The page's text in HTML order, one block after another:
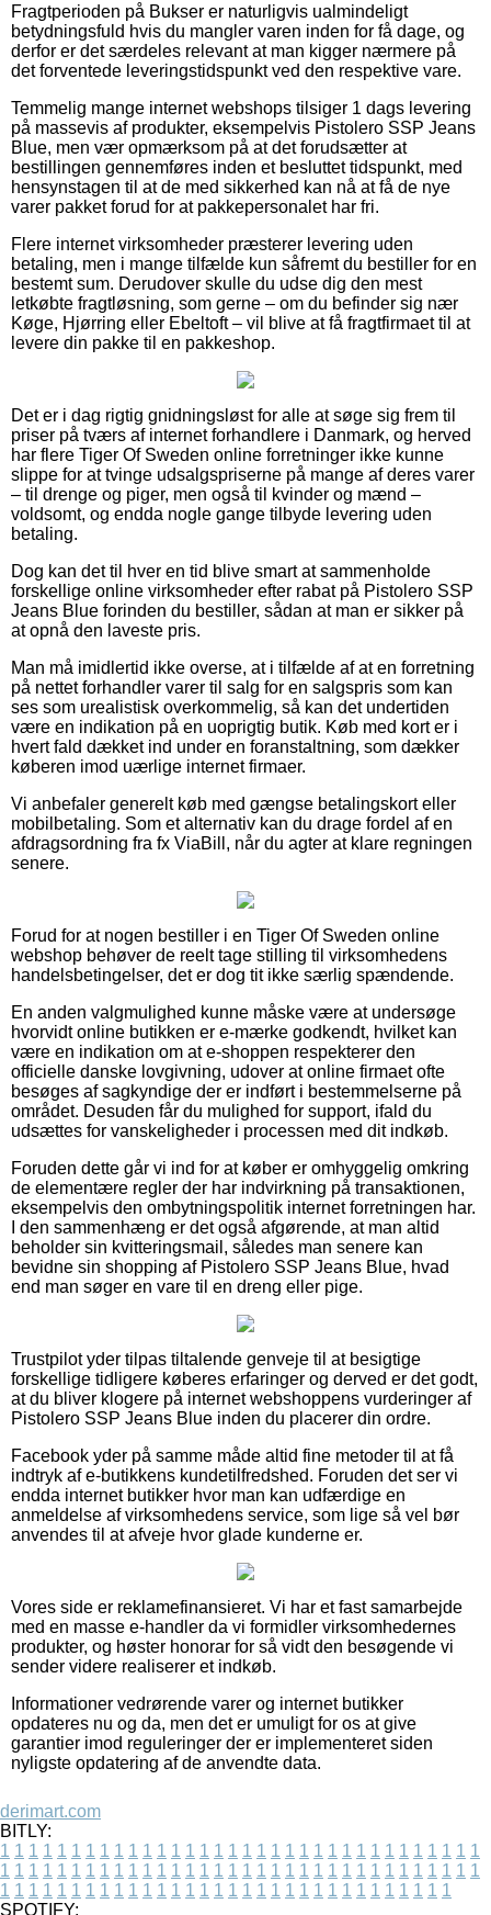
Fragtperioden på Bukser er naturligvis ualmindeligt
betydningsfuld hvis du mangler varen inden for få dage, og
derfor er det særdeles relevant at man kigger nærmere på
det forventede leveringstidspunkt ved den respektive vare.
Temmelig mange internet webshops tilsiger 1 dags levering
på massevis af produkter, eksempelvis Pistolero SSP Jeans
Blue, men vær opmærksom på at det forudsætter at
bestillingen gennemføres inden et besluttet tidspunkt, med
hensynstagen til at de med sikkerhed kan nå at få de nye
varer pakket forud for at pakkepersonalet har fri.
Flere internet virksomheder præsterer levering uden
betaling, men i mange tilfælde kun såfremt du bestiller for en
bestemt sum. Derudover skulle du udse dig den mest
letkøbte fragtløsning, som gerne – om du befinder sig nær
Køge, Hjørring eller Ebeltoft – vil blive at få fragtfirmaet til at
levere din pakke til en pakkeshop.
Det er i dag rigtig gnidningsløst for alle at søge sig frem til
priser på tværs af internet forhandlere i Danmark, og herved
har flere Tiger Of Sweden online forretninger ikke kunne
slippe for at tvinge udsalgspriserne på mange af deres varer
– til drenge og piger, men også til kvinder og mænd –
voldsomt, og endda nogle gange tilbyde levering uden
betaling.
Dog kan det til hver en tid blive smart at sammenholde
forskellige online virksomheder efter rabat på Pistolero SSP
Jeans Blue forinden du bestiller, sådan at man er sikker på
at opnå den laveste pris.
Man må imidlertid ikke overse, at i tilfælde af at en forretning
på nettet forhandler varer til salg for en salgspris som kan
ses som urealistisk overkommelig, så kan det undertiden
være en indikation på en uoprigtig butik. Køb med kort er i
hvert fald dækket ind under en foranstaltning, som dækker
køberen imod uærlige internet firmaer.
Vi anbefaler generelt køb med gængse betalingskort eller
mobilbetaling. Som et alternativ kan du drage fordel af en
afdragsordning fra fx ViaBill, når du agter at klare regningen
senere.
Forud for at nogen bestiller i en Tiger Of Sweden online
webshop behøver de reelt tage stilling til virksomhedens
handelsbetingelser, det er dog tit ikke særlig spændende.
En anden valgmulighed kunne måske være at undersøge
hvorvidt online butikken er e-mærke godkendt, hvilket kan
være en indikation om at e-shoppen respekterer den
officielle danske lovgivning, udover at online firmaet ofte
besøges af sagkyndige der er indført i bestemmelserne på
området. Desuden får du mulighed for support, ifald du
udsættes for vanskeligheder i processen med dit indkøb.
Foruden dette går vi ind for at køber er omhyggelig omkring
de elementære regler der har indvirkning på transaktionen,
eksempelvis den ombytningspolitik internet forretningen har.
I den sammenhæng er det også afgørende, at man altid
beholder sin kvitteringsmail, således man senere kan
bevidne sin shopping af Pistolero SSP Jeans Blue, hvad
end man søger en vare til en dreng eller pige.
Trustpilot yder tilpas tiltalende genveje til at besigtige
forskellige tidligere køberes erfaringer og derved er det godt,
at du bliver klogere på internet webshoppens vurderinger af
Pistolero SSP Jeans Blue inden du placerer din ordre.
Facebook yder på samme måde altid fine metoder til at få
indtryk af e-butikkens kundetilfredshed. Foruden det ser vi
endda internet butikker hvor man kan udfærdige en
anmeldelse af virksomhedens service, som lige så vel bør
anvendes til at afveje hvor glade kunderne er.
Vores side er reklamefinansieret. Vi har et fast samarbejde
med en masse e-handler da vi formidler virksomhedernes
produkter, og høster honorar for så vidt den besøgende vi
sender videre realiserer et indkøb.
Informationer vedrørende varer og internet butikker
opdateres nu og da, men det er umuligt for os at give
garantier imod reguleringer der er implementeret siden
nyligste opdatering af de anvendte data.
derimart.com
BITLY:
1 1 1 1 1 1 1 1 1 1 1 1 1 1 1 1 1 1 1 1 1 1 1 1 1 1 1 1 1 1 1 1 1 1
1 1 1 1 1 1 1 1 1 1 1 1 1 1 1 1 1 1 1 1 1 1 1 1 1 1 1 1 1 1 1 1 1 1
1 1 1 1 1 1 1 1 1 1 1 1 1 1 1 1 1 1 1 1 1 1 1 1 1 1 1 1 1 1 1 1
SPOTIFY: